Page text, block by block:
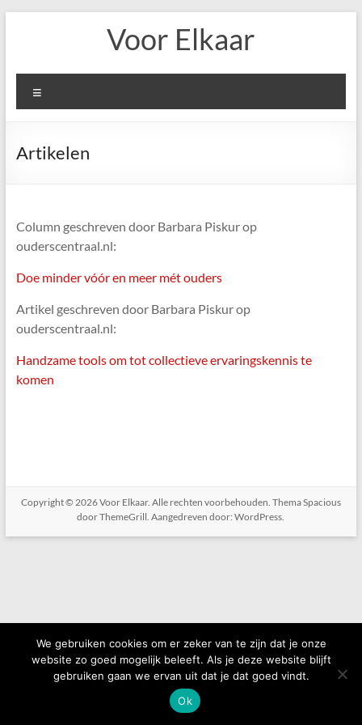
Voor Elkaar
Artikelen
Column geschreven door Barbara Piskur op
ouderscentraal.nl:
Doe minder vóór en meer mét ouders
Artikel geschreven door Barbara Piskur op
ouderscentraal.nl:
Handzame tools om tot collectieve ervaringskennis te
komen
Copyright © 2026Voor Elkaar. Alle rechten voorbehouden. ThemaSpacious
door ThemeGrill. Aangedreven door:WordPress.
We gebruiken cookies om er zeker van te zijn dat je onze
website zo goed mogelijk beleeft. Als je deze website blijft
gebruiken gaan we ervan uit dat je dat goed vindt.
Ok